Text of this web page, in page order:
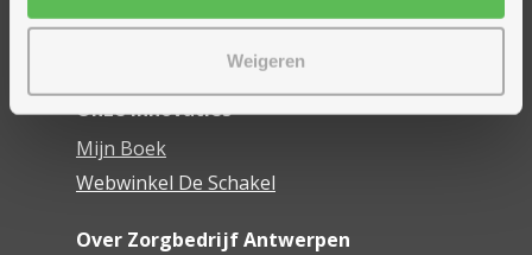
Weigeren
Financieel comfort
Onze innovaties
Mijn Boek
Webwinkel De Schakel
Over Zorgbedrijf Antwerpen